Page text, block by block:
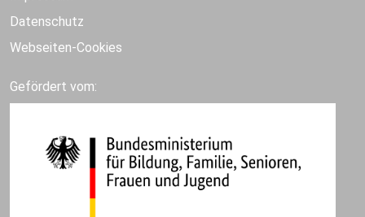
Datenschutz
Webseiten-Cookies
Gefördert vom: